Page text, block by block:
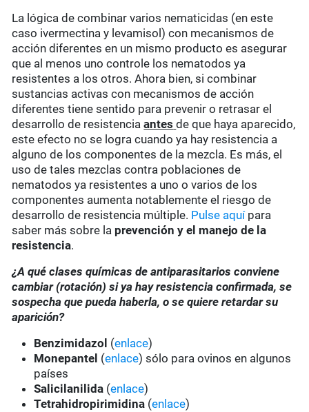
La lógica de combinar varios nematicidas (en este
caso ivermectina y levamisol) con mecanismos de
acción diferentes en un mismo producto es asegurar
que al menos uno controle los nematodos ya
resistentes a los otros. Ahora bien, si combinar
sustancias activas con mecanismos de acción
diferentes tiene sentido para prevenir o retrasar el
desarrollo de resistenciaantes de que haya aparecido,
este efecto no se logra cuando ya hay resistencia a
alguno de los componentes de la mezcla. Es más, el
uso de tales mezclas contra poblaciones de
nematodos ya resistentes a uno o varios de los
componentes aumenta notablemente el riesgo de
desarrollo de resistencia múltiple. Pulse aquí para
saber más sobre la prevención y el manejo de la
resistencia.
¿A qué clases químicas de antiparasitarios conviene
cambiar (rotación) si ya hay resistencia confirmada, se
sospecha que pueda haberla, o se quiere retardar su
aparición?
Benzimidazol (enlace)
Monepantel (enlace) sólo para ovinos en algunos
países
Salicilanilida (enlace)
Tetrahidropirimidina (enlace)